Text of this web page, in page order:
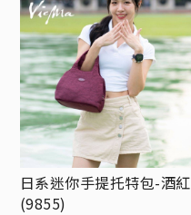
日系迷你手提托特包-酒紅
(9855)